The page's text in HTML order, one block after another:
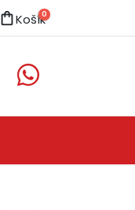
shopping_bagKošík0